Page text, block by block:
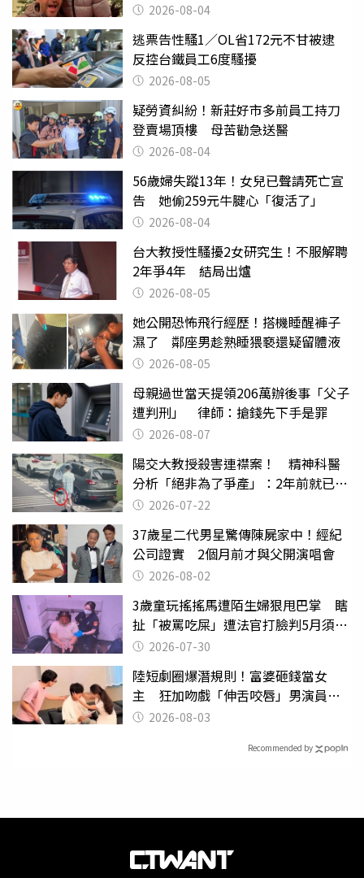
2026-08-04
逃票告性騷1／OL省172元不甘被逮
反控台鐵員工6度騷擾
2026-08-05
疑勞資糾紛！新莊好市多前員工持刀
登賣場頂樓 母苦勸急送醫
2026-08-04
56歲婦失蹤13年！女兒已聲請死亡宣
告 她偷259元牛腱心「復活了」
2026-08-04
台大教授性騷擾2女研究生！不服解聘
2年爭4年 結局出爐
2026-08-05
她公開恐怖飛行經歷！搭機睡醒褲子
濕了 鄰座男趁熟睡猥褻還疑留體液
2026-08-05
母親過世當天提領206萬辦後事「父子
遭判刑」 律師：搶錢先下手是罪
2026-08-07
陽交大教授殺害連襟案！ 精神科醫
分析「絕非為了爭產」：2年前就已言
行詭異
2026-07-22
37歲星二代男星驚傳陳屍家中！經紀
公司證實 2個月前才與父開演唱會
2026-08-02
3歲童玩搖搖馬遭陌生婦狠甩巴掌 瞎
扯「被罵吃屎」遭法官打臉判5月須入
監 2026-07-30
陸短劇圈爆潛規則！富婆砸錢當女
主 狂加吻戲「伸舌咬唇」男演員崩
潰 2026-08-03
Recommended by